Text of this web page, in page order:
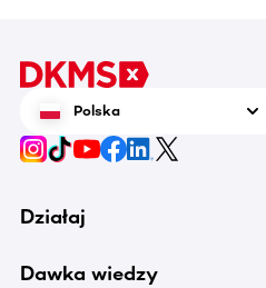
Polska
Działaj
Dawka wiedzy